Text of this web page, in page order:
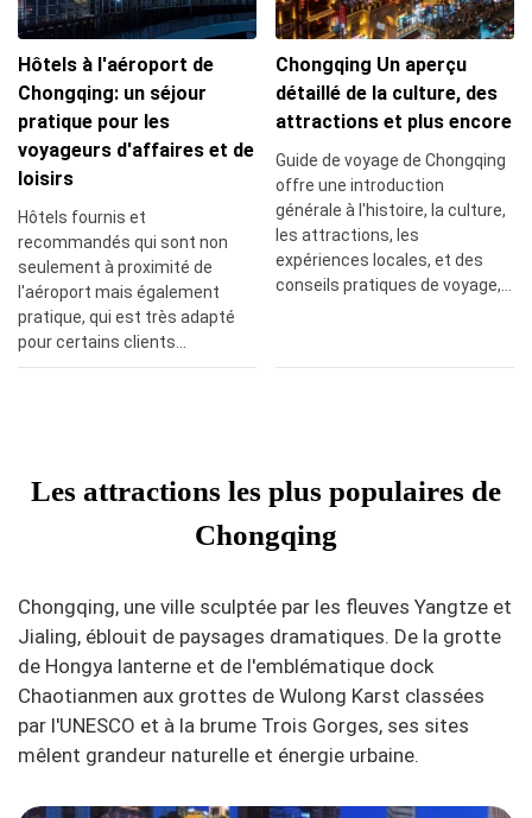
Hôtels à l'aéroport de
Chongqing: un séjour
pratique pour les
voyageurs d'affaires et de
loisirs
Hôtels fournis et
recommandés qui sont non
seulement à proximité de
l'aéroport mais également
pratique, qui est très adapté
pour certains clients
voyageant en Chine
Chongqing Un aperçu
détaillé de la culture, des
attractions et plus encore
Guide de voyage de Chongqing
offre une introduction
générale à l'histoire, la culture,
les attractions, les
expériences locales, et des
conseils pratiques de voyage,
Les attractions les plus populaires de
Chongqing
Chongqing, une ville sculptée par les fleuves Yangtze et
Jialing, éblouit de paysages dramatiques. De la grotte
de Hongya lanterne et de l'emblématique dock
Chaotianmen aux grottes de Wulong Karst classées
par l'UNESCO et à la brume Trois Gorges, ses sites
mêlent grandeur naturelle et énergie urbaine.